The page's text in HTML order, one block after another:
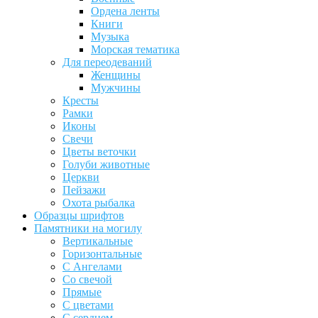
Ордена ленты
Книги
Музыка
Морская тематика
Для переодеваний
Женщины
Мужчины
Кресты
Рамки
Иконы
Свечи
Цветы веточки
Голуби животные
Церкви
Пейзажи
Охота рыбалка
Образцы шрифтов
Памятники на могилу
Вертикальные
Горизонтальные
С Ангелами
Со свечой
Прямые
С цветами